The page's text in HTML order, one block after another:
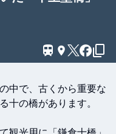
中で、古くから重要な
十の橋があります。